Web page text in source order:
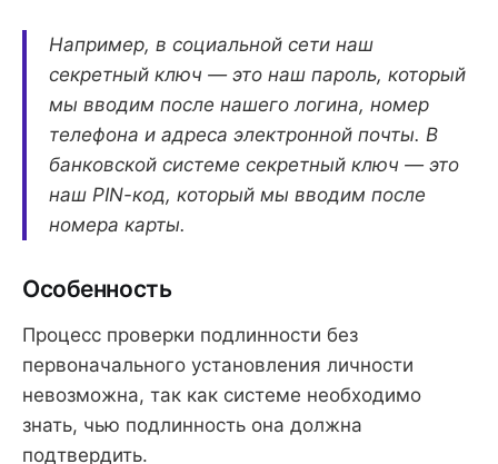
Например, в социальной сети наш
секретный ключ — это наш пароль, который
мы вводим после нашего логина, номер
телефона и адреса электронной почты. В
банковской системе секретный ключ — это
наш PIN-код, который мы вводим после
номера карты.
Особенность
Процесс проверки подлинности без
первоначального установления личности
невозможна, так как системе необходимо
знать, чью подлинность она должна
подтвердить.